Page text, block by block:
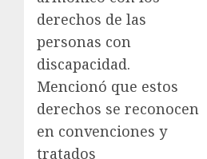
derechos de las
personas con
discapacidad.
Mencionó que estos
derechos se reconocen
en convenciones y
tratados